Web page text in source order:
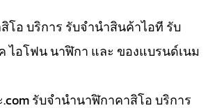
โอ บริการ รับจำนำสินค้าไอที รับ
ไอโฟน นาฬิกา และ ของแบรนด์เนม
รับจำนำนาฬิกาคาสิโอ บริการ